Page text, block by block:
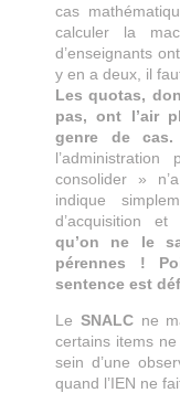
cas
calculer la
d’enseignants
y en a deux, il
Les quotas,
pas, ont l’air
genre de cas.
consolider »
indique
d’acquisition et
qu’on ne le
pérennes !
sentence est
Le SNALCne
certains items ne
sein d’une
quand l’IEN ne